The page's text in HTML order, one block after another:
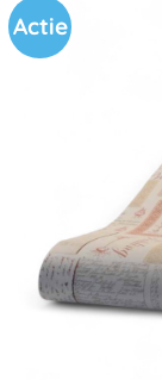
Actie